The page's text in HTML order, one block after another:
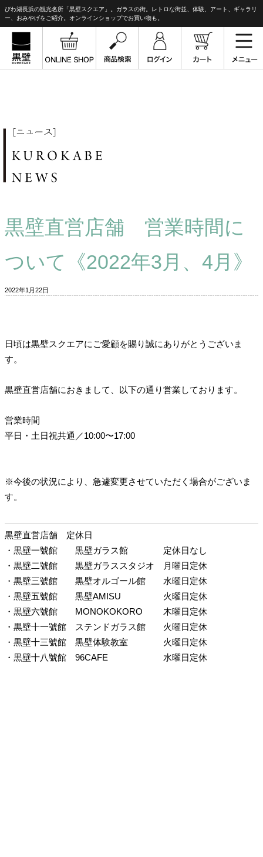
びわ湖長浜の観光名所「黒壁スクエア」。ガラスの街。レトロな街並、体験、アート、ギャラリ
ー、おみやげをご紹介。オンラインショップでお買い物も。
黒壁直営店舗 営業時間に
ついて《2022年3月、4月》
2022年1月22日
日頃は黒壁スクエアにご愛顧を賜り誠にありがとうございま
す。
黒壁直営店舗におきまして、以下の通り営業しております。
営業時間
平日・土日祝共通／10:00〜17:00
※今後の状況により、急遽変更させていただく場合がございま
す。
黒壁直営店舗 定休日
・黒壁一號館
黒壁ガラス館
定休日なし
・黒壁二號館
黒壁ガラススタジオ
月曜日定休
・黒壁三號館
黒壁オルゴール館
水曜日定休
・黒壁五號館
黒壁AMISU
火曜日定休
・黒壁六號館
MONOKOKORO
木曜日定休
・黒壁十一號館
ステンドガラス館
火曜日定休
・黒壁十三號館
黒壁体験教室
火曜日定休
・黒壁十八號館
96CAFE 水曜日定休